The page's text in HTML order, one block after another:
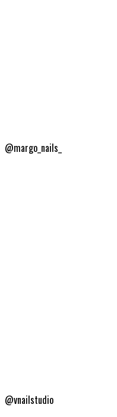
@margo_nails_
@vnailstudio